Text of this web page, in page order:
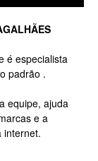
é especialista
padrão .
equipe, ajuda
e a
internet.